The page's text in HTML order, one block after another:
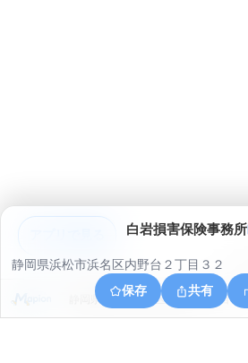
白岩損害保険事務所
静岡県浜松市浜名区内野台２丁目３２
保存
共有
静岡県浜松市浜名区内野台３丁目２４